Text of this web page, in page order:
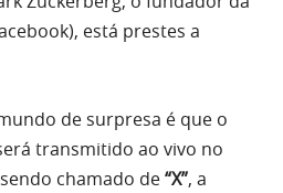
está prestes a
de surpresa é que o
transmitido ao vivo no
chamado de“X”, a